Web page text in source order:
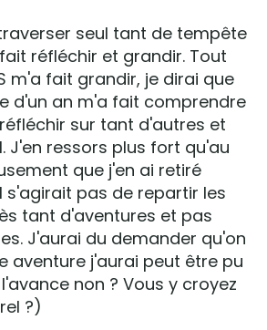
seul tant de tempête
réfléchir et grandir. Tout
m'a fait grandir, je dirai que
d'un an m'a fait comprendre
sur tant d'autres et
J'en ressors plus fort qu'au
que j'en ai retiré
s'agirait pas de repartir les
tant d'aventures et pas
J'aurai du demander qu'on
aventure j'aurai peut être pu
non ? Vous y croyez
?)